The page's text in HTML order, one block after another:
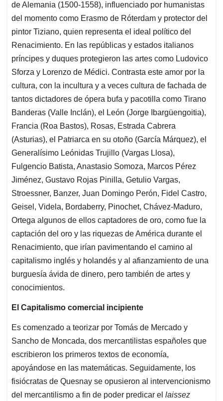
de Alemania (1500-1558), influenciado por humanistas
del momento como Erasmo de Róterdam y protector del
pintor Tiziano, quien representa el ideal político del
Renacimiento. En las repúblicas y estados italianos
príncipes y duques protegieron las artes como Ludovico
Sforza y Lorenzo de Médici. Contrasta este amor por la
cultura, con la incultura y a veces cultura de fachada de
tantos dictadores de ópera bufa y pacotilla como Tirano
Banderas (Valle Inclán), el León (Jorge Ibargüengoitia),
Francia (Roa Bastos), Rosas, Estrada Cabrera
(Asturias), el Patriarca en su otoño (García Márquez), el
Generalísimo Leónidas Trujillo (Vargas Llosa),
Fulgencio Batista, Anastasio Somoza, Marcos Pérez
Jiménez, Gustavo Rojas Pinilla, Getulio Vargas,
Stroessner, Banzer, Juan Domingo Perón, Fidel Castro,
Geisel, Videla, Bordaberry, Pinochet, Chávez-Maduro,
Ortega algunos de ellos captadores de oro, como fue la
captación del oro y las riquezas de América durante el
Renacimiento, que irían pavimentando el camino al
capitalismo inglés y holandés y al afianzamiento de una
burguesía ávida de dinero, pero también de artes y
conocimientos.
El Capitalismo comercial incipiente
Es comenzado a teorizar por Tomás de Mercado y
Sancho de Moncada, dos mercantilistas españoles que
escribieron los primeros textos de economía,
apoyándose en las matemáticas. Seguidamente, los
fisiócratas de Quesnay se opusieron al intervencionismo
del mercantilismo a fin de poder predicar el laissez